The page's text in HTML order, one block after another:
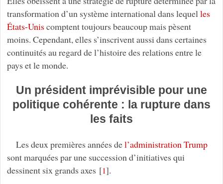
transformation d’un système international dans lequel les
États-Uniscomptent toujours beaucoup mais pèsent
moins. Cependant, elles s’inscrivent aussi dans certaines
continuités au regard de l’histoire des relations entre le
pays et le monde.
Un président imprévisible pour une
politique cohérente : la rupture dans
les faits
Les deux premières années del’administration Trump
sont marquées par une succession d’initiatives qui
dessinent six grands axes [1].